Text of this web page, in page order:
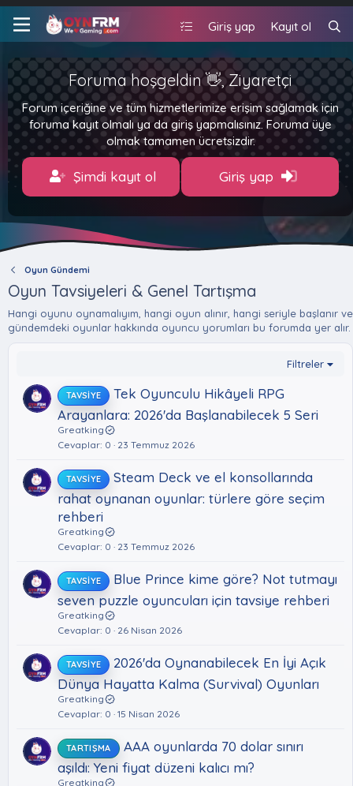
Giriş yap Kayıt ol
Foruma hoşgeldin 👋, Ziyaretçi
Forum içeriğine ve tüm hizmetlerimize erişim sağlamak için
foruma kayıt olmalı ya da giriş yapmalısınız. Foruma üye
olmak tamamen ücretsizdir.
Şimdi kayıt ol Giriş yap
Oyun Gündemi
Oyun Tavsiyeleri & Genel Tartışma
Hangi oyunu oynamalıyım, hangi oyun alınır, hangi seriyle başlanır ve
gündemdeki oyunlar hakkında oyuncu yorumları bu forumda yer alır.
Filtreler
TAVSIYE
Tek Oyunculu Hikâyeli RPG
Arayanlara: 2026'da Başlanabilecek 5 Seri
Greatking
Cevaplar 0 23 Temmuz 2026
TAVSIYE
Steam Deck ve el konsollarında
rahat oynanan oyunlar: türlere göre seçim
rehberi
Greatking
Cevaplar 0 23 Temmuz 2026
TAVSIYE
Blue Prince kime göre? Not tutmayı
seven puzzle oyuncuları için tavsiye rehberi
Greatking
Cevaplar 0 26 Nisan 2026
TAVSIYE
2026'da Oynanabilecek En İyi Açık
Dünya Hayatta Kalma (Survival) Oyunları
Greatking
Cevaplar 0 15 Nisan 2026
TARTIŞMA
AAA oyunlarda 70 dolar sınırı
aşıldı: Yeni fiyat düzeni kalıcı mı?
Greatking